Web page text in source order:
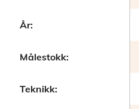
År:
Målestokk:
Teknikk: